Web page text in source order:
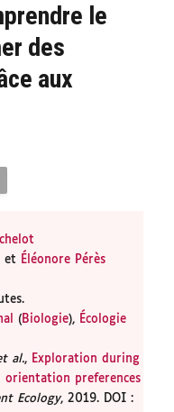
le
des
aux
et Éléonore Pérès
( Biologie), Écologie
al., Exploration during
preferences
Ecology, 2019. DOI :